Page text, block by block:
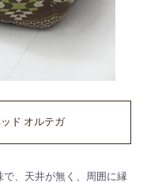
ド オルテガ
、天井が無く、周囲に縁